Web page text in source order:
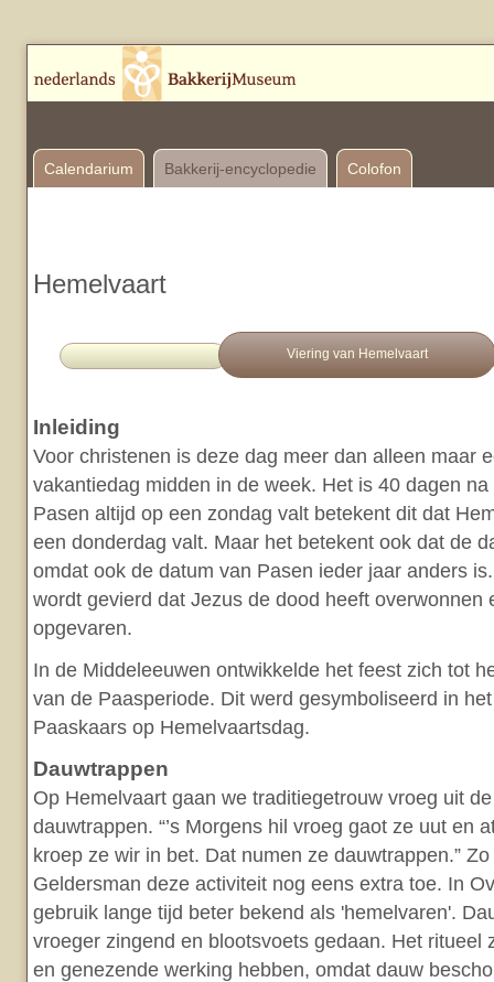
Calendarium Bakkerij-encyclopedie Colofon
Hemelvaart
Viering van Hemelvaart
Inleiding
Voor christenen is deze dag meer dan alleen maar
vakantiedag midden in de week. Het is 40 dagen
Pasen altijd op een zondag valt betekent dit dat
een donderdag valt. Maar het betekent ook dat de
omdat ook de datum van Pasen ieder jaar anders
wordt gevierd dat Jezus de dood heeft overwonnen
opgevaren.
In de Middeleeuwen ontwikkelde het feest zich tot
van de Paasperiode. Dit werd gesymboliseerd in
Paaskaars op Hemelvaartsdag.
Dauwtrappen
Op Hemelvaart gaan we traditiegetrouw vroeg uit
dauwtrappen. “’s Morgens hil vroeg gaot ze uut en
kroep ze wir in bet. Dat numen ze dauwtrappen.”
Geldersman deze activiteit nog eens extra toe. In
gebruik lange tijd beter bekend als 'hemelvaren'.
vroeger zingend en blootsvoets gedaan. Het ritueel
en genezende werking hebben, omdat dauw